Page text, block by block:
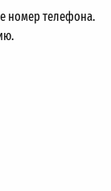
номер телефона.